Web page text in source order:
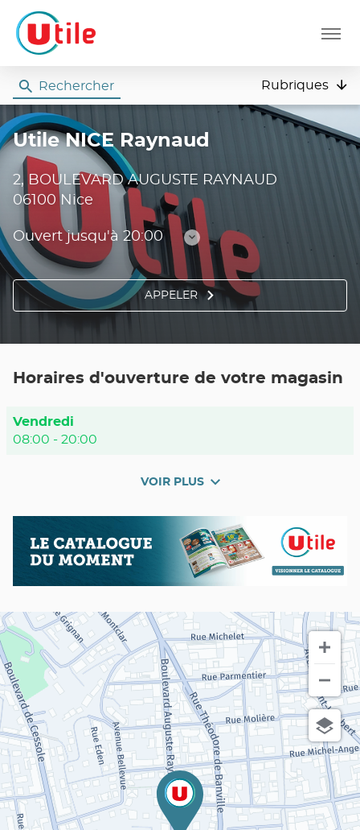
Menu
Rechercher Rubriques
Utile
Utile NICE Raynaud
2, BOULEVARD AUGUSTE RAYNAUD
06100 Nice
Ouvert jusqu'à 20:00
Consulter
les
horaires
APPELERAFFICHER
LE
TÉLÉPHONE
DE
Horaires d'ouverture de votre magasin
Horaires
d'ouverture
Vendredi
08:00 - 20:00
VOIR PLUS
et
horaires
d'ouverture
du
Utile
NICE
Raynaud
promos
moment